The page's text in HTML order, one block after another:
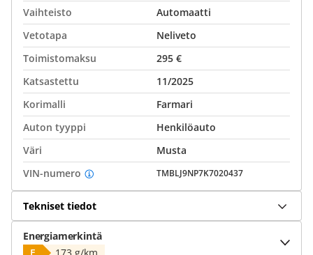
Vaihteisto
Automaatti
Vetotapa
Neliveto
Toimistomaksu
295 €
Katsastettu
11/2025
Korimalli
Farmari
Auton tyyppi
Henkilöauto
Väri
Musta
VIN-numero
TMBLJ9NP7K7020437
Tekniset tiedot
Energiamerkintä